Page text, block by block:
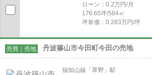
ローン：0.2万円/月
176.65坪/584㎡
坪単価：0.283万円/坪
売買｜売地 丹波篠山市今田町今田の売地
福知山線「草野」駅